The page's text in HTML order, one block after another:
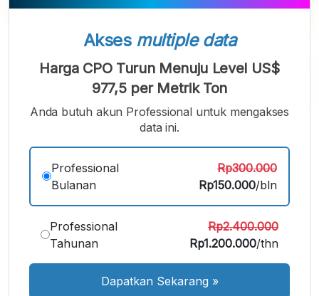
A
FontFont
Besar
Akses multiple data
Harga CPO Turun Menuju Level US$
977,5 per Metrik Ton
Anda butuh akun Professional untuk mengakses
data ini.
Professional
Bulanan
Rp300.000
Rp150.000/bln
Professional
Tahunan
Rp2.400.000
Rp1.200.000/thn
Dapatkan Sekarang »